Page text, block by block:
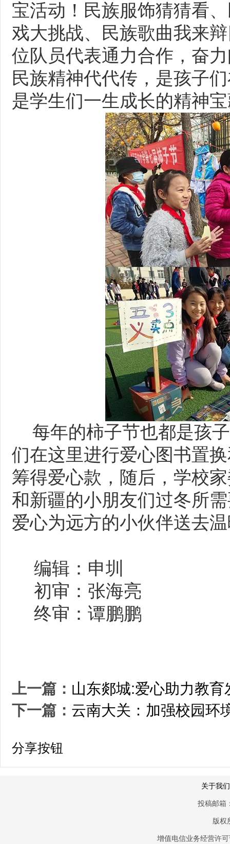
宝活动！民族服饰猜猜看
戏大挑战、民族歌曲我来
位队员代表通力合作，奋
民族精神代代传，是孩子
是学生们一生成长的精神
每年的柿子节也都是孩
们在这里进行爱心图书置
筹得爱心款，随后，学校
和新疆的小朋友们过冬所
爱心为远方的小伙伴送去
编辑：申圳
初审：张海亮
终审：谭鹏鹏
上一篇： 山东郯城:爱心助力教
下一篇： 云南大关：加强校园环
分享按钮
关于我们
投稿邮箱
版权
增值电信业务经营许